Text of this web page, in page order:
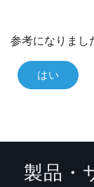
参考になりまし
はい
製品・